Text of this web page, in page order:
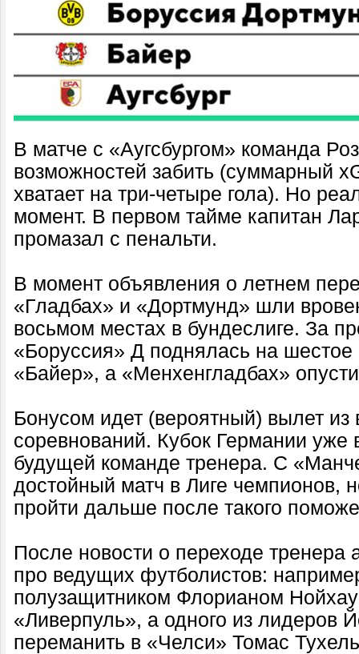
В матче с «Аугсбургом» команда
возможностей забить (суммарный
хватает на три-четыре гола). Но
момент. В первом тайме капитан
промазал с пенальти.
В момент объявления о летнем
«Гладбах» и «Дортмунд» шли
восьмом местах в бундеслиге. За
«Боруссия» Д поднялась на
«Байер», а «Менхенгладбах»
Бонусом идет (вероятный) вылет из
соревнований. Кубок Германии уже
будущей команде тренера. С
достойный матч в Лиге чемпионов,
пройти дальше после такого
После новости о переходе тренера
про ведущих футболистов:
полузащитником Флорианом
«Ливерпуль», а одного из лидеров
переманить в «Челси» Томас